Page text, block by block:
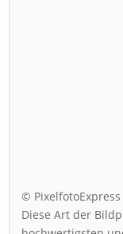
© PixelfotoExpress
Diese Art der